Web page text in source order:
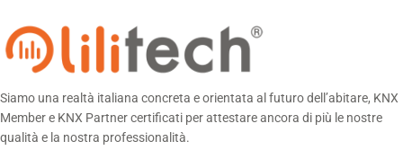
Siamo una realtà italiana concreta e orientata al futuro dell’abitare, KNX
Member e KNX Partner certificati per attestare ancora di più le nostre
qualità e la nostra professionalità.